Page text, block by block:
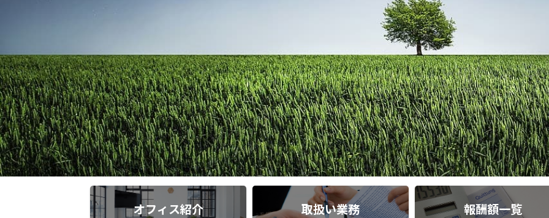
オフィス紹介 取扱い業務 報酬額一覧